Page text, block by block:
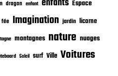
dragon enfant enfants Espace
fée Imagination jardin licorne
montagnes nature nuages
Soleil surf Ville Voitures